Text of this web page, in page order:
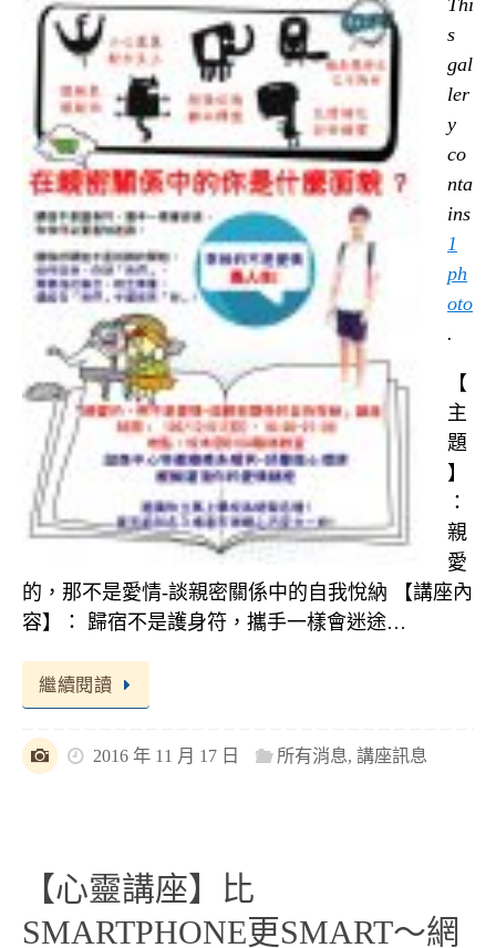
Thi
s
gal
ler
y
co
nta
ins
1
ph
oto
.
【
主
題
】
：
親
愛
的，那不是愛情-談親密關係中的自我悅納 【講座內
容】： 歸宿不是護身符，攜手一樣會迷途…
繼續閱讀
2016 年 11 月 17 日 所有消息,講座訊息
【心靈講座】比
SMARTPHONE更SMART～網